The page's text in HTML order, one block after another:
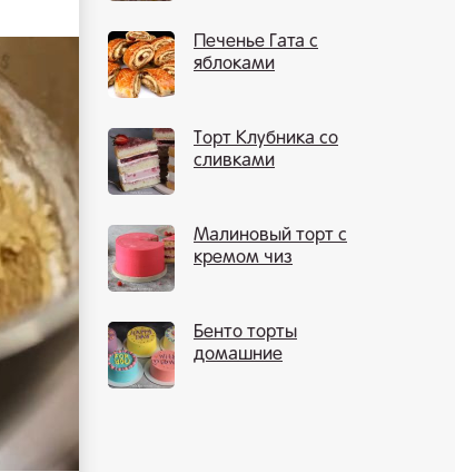
Печенье Гата с
яблоками
Торт Клубника со
сливками
Малиновый торт с
кремом чиз
Бенто торты
домашние